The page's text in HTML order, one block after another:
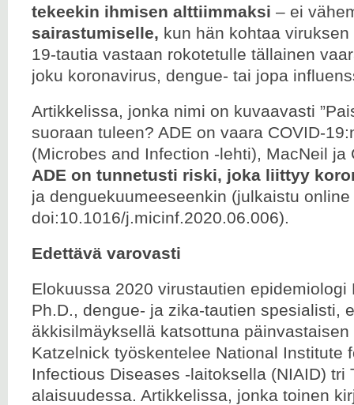
tekeekin ihmisen alttiimmaksi – ei
sairastumiselle, kun hän kohtaa
19-tautia vastaan rokotetulle tällainen
joku koronavirus, dengue- tai jopa
Artikkelissa, jonka nimi on kuvaavasti
suoraan tuleen? ADE on vaara COVID-
(Microbes and Infection -lehti), MacNeil ja
ADE on tunnetusti riski, joka liittyy
ja denguekuumeeseenkin (julkaistu
doi:10.1016/j.micinf.2020.06.006).
Edettävä varovasti
Elokuussa 2020 virustautien epidemiologi
Ph.D., dengue- ja zika-tautien spesialisti,
äkkisilmäyksellä katsottuna
Katzelnick työskentelee National Institute
Infectious Diseases -laitoksella (NIAID) tri
alaisuudessa. Artikkelissa, jonka toinen